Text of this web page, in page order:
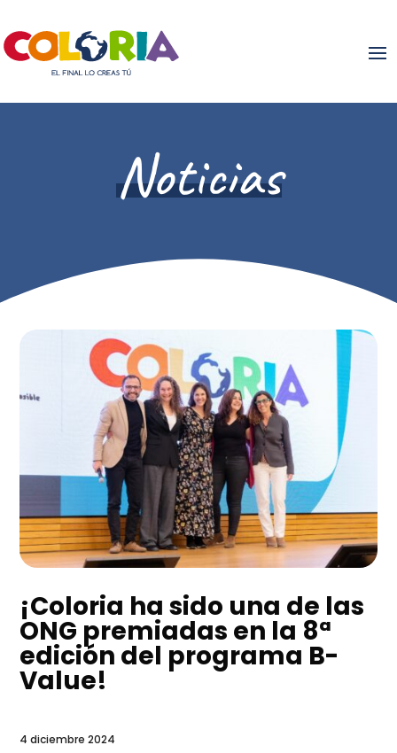
Noticias
¡Coloria ha sido una de las
ONG premiadas en la 8ª
edición del programa B-
Value!
4 diciembre 2024